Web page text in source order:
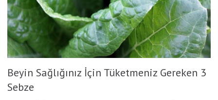
Beyin Sağlığınız İçin Tüketmeniz Gereken 3
Sebze